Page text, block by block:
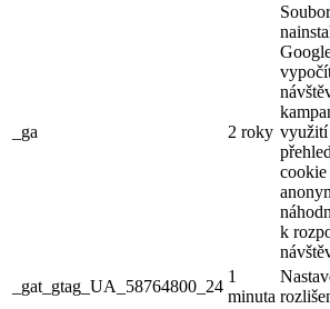
_ga 2 roky využití
cookie
k
_gat_gtag_UA_58764800_24
1
minuta